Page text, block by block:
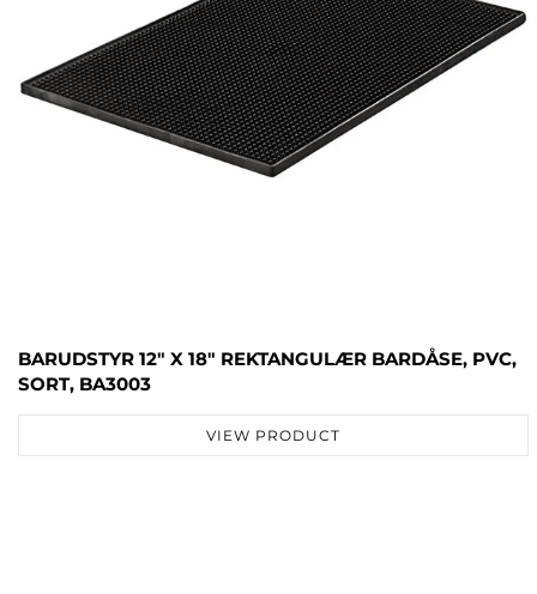
BARUDSTYR 12" X 18" REKTANGULÆR BARDÅSE, PVC,
SORT, BA3003
VIEW PRODUCT